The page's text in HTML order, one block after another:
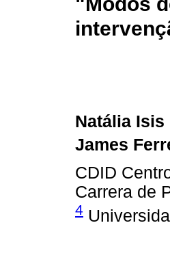
Natália Isis
James
CDID
Carrera de
4